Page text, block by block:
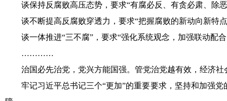
谈保持反腐败高压态势，要求“有腐必反、有贪必肃、除
谈不断提高反腐败穿透力，要求“把握腐败的新动向新特点
谈一体推进“三不腐”，要求“强化系统观念，加强联动配
…………
治国必先治党，党兴方能国强。管党治党越有效，经济社
牢记习近平总书记三个“更加”的重要要求，坚持和加强党